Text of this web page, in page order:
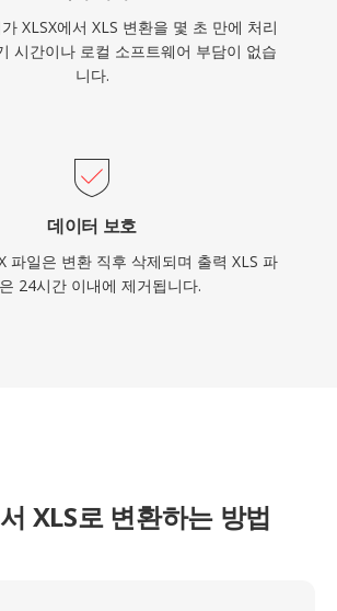
XLSX에서 XLS 변환을 몇 초 만에 처리
시간이나 로컬 소프트웨어 부담이 없습
니다.
데이터 보호
파일은 변환 직후 삭제되며 출력 XLS 파
24시간 이내에 제거됩니다.
XLS로 변환하는 방법